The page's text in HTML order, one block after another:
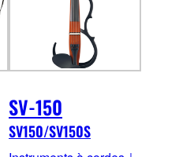
SV-150
SV150/SV150S